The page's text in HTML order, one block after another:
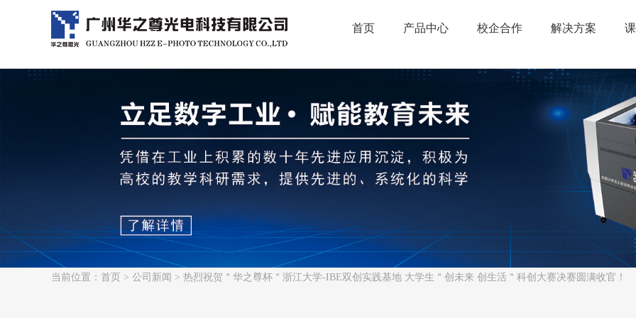
首页 产品中心 校企合作 解决方案
当前位置： 首页 > 公司新闻 > 热烈祝贺＂华之尊杯＂浙江大学-IBE双创实践基地 大学生＂创未来 创生活＂科创大赛决赛圆满收官！